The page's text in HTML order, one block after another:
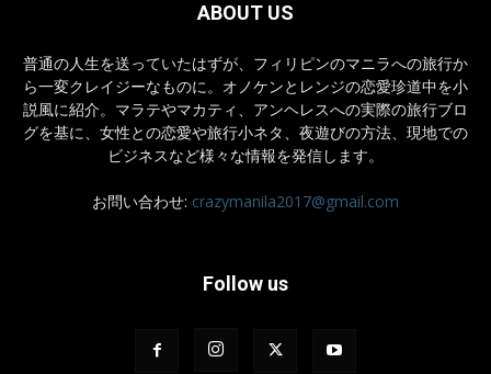
ABOUT US
普通の人生を送っていたはずが、フィリピンのマニラへの旅行か
ら一変クレイジーなものに。オノケンとレンジの恋愛珍道中を小
説風に紹介。マラテやマカティ、アンヘレスへの実際の旅行ブロ
グを基に、女性との恋愛や旅行小ネタ、夜遊びの方法、現地での
ビジネスなど様々な情報を発信します。
お問い合わせ: crazymanila2017@gmail.com
Follow us